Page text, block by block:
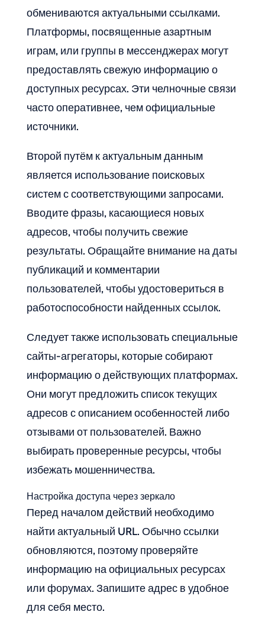
обмениваются актуальными ссылками.
Платформы, посвященные азартным
играм, или группы в мессенджерах могут
предоставлять свежую информацию о
доступных ресурсах. Эти челночные связи
часто оперативнее, чем официальные
источники.
Второй путём к актуальным данным
является использование поисковых
систем с соответствующими запросами.
Вводите фразы, касающиеся новых
адресов, чтобы получить свежие
результаты. Обращайте внимание на даты
публикаций и комментарии
пользователей, чтобы удостовериться в
работоспособности найденных ссылок.
Следует также использовать специальные
сайты-агрегаторы, которые собирают
информацию о действующих платформах.
Они могут предложить список текущих
адресов с описанием особенностей либо
отзывами от пользователей. Важно
выбирать проверенные ресурсы, чтобы
избежать мошенничества.
Настройка доступа через зеркало
Перед началом действий необходимо
найти актуальный URL. Обычно ссылки
обновляются, поэтому проверяйте
информацию на официальных ресурсах
или форумах. Запишите адрес в удобное
для себя место.